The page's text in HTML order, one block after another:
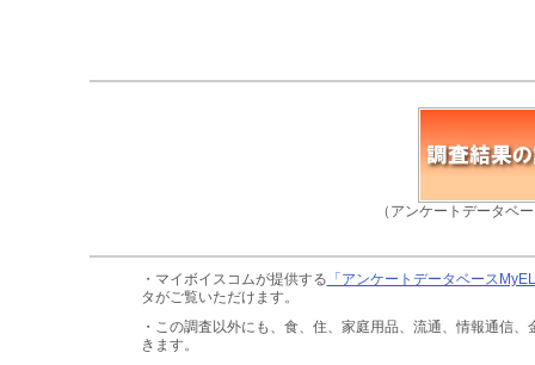
（アンケートデータベ
・マイボイスコムが提供する 「アンケートデータベース
タがご覧いただけます。
・この調査以外にも、食、住、家庭用品、流通、情報通信、
きます。